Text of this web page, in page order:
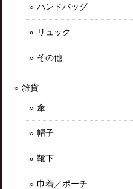
ハンドバッグ
リュック
その他
雑貨
傘
帽子
靴下
巾着／ポーチ